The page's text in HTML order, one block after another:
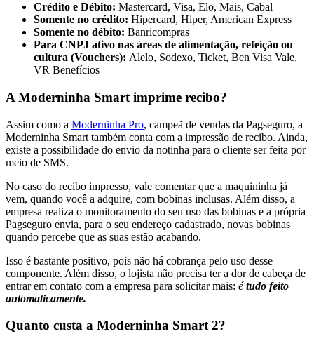
Crédito e Débito: Mastercard, Visa, Elo, Mais, Cabal
Somente no crédito: Hipercard, Hiper, American Express
Somente no débito: Banricompras
Para CNPJ ativo nas áreas de alimentação, refeição ou
cultura (Vouchers): Alelo, Sodexo, Ticket, Ben Visa Vale,
VR Benefícios
A Moderninha Smart imprime recibo?
Assim como a Moderninha Pro, campeã de vendas da Pagseguro, a
Moderninha Smart também conta com a impressão de recibo. Ainda,
existe a possibilidade do envio da notinha para o cliente ser feita por
meio de SMS.
No caso do recibo impresso, vale comentar que a maquininha já
vem, quando você a adquire, com bobinas inclusas. Além disso, a
empresa realiza o monitoramento do seu uso das bobinas e a própria
Pagseguro envia, para o seu endereço cadastrado, novas bobinas
quando percebe que as suas estão acabando.
Isso é bastante positivo, pois não há cobrança pelo uso desse
componente. Além disso, o lojista não precisa ter a dor de cabeça de
entrar em contato com a empresa para solicitar mais: étudo feito
automaticamente.
Quanto custa a Moderninha Smart 2?